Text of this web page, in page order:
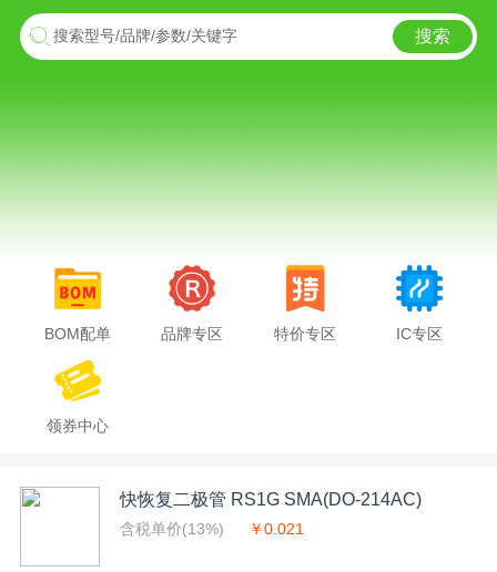
搜索型号/品牌/参数/关键字 搜索
BOM配单 品牌专区 特价专区 IC专区
领券中心
快恢复二极管 RS1G SMA(DO-214AC)
含税单价(13%) ￥0.021